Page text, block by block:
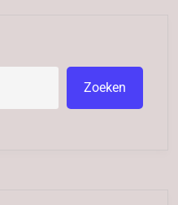
Zoeken